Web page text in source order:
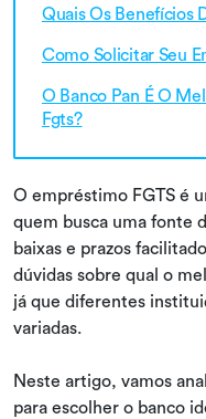
Quais Os Benefícios
Como Solicitar Seu
O Banco Pan É O
Fgts?
O empréstimo FGTS é
quem busca uma fonte
baixas e prazos
dúvidas sobre qual o
já que diferentes
variadas.
Neste artigo, vamos
para escolher o banco